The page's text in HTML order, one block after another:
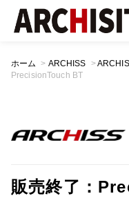
ホーム > ARCHISS >
PrecisionTouch BT
販売終了：